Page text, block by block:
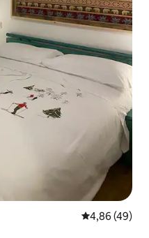
Gemiddelde
4,86 (49)